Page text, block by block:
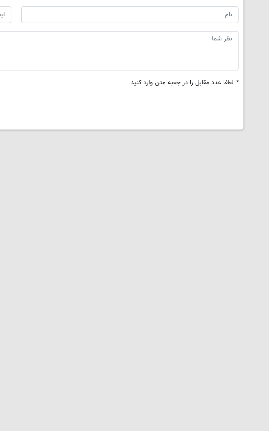
* لطفا عدد مقابل را در جعبه متن وارد کنید